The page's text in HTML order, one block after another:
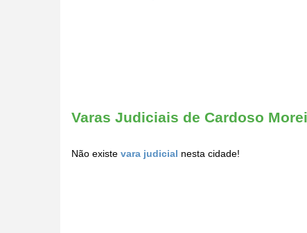
Varas Judiciais de Cardoso
Não existe vara judicial nesta cidade!